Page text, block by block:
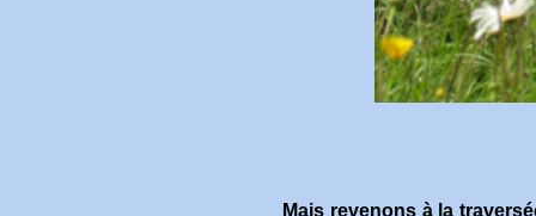
Mais revenons à la traversée